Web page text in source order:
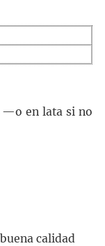
—o en lata si no
calidad